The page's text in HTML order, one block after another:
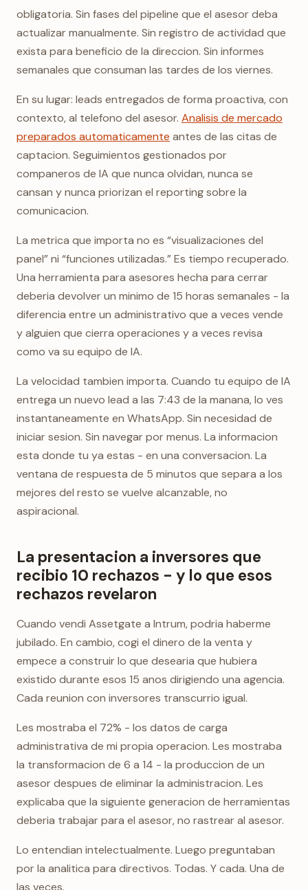
obligatoria. Sin fases del pipeline que el asesor deba
actualizar manualmente. Sin registro de actividad que
exista para beneficio de la direccion. Sin informes
semanales que consuman las tardes de los viernes.
En su lugar: leads entregados de forma proactiva, con
contexto, al telefono del asesor. Analisis de mercado
preparados automaticamente antes de las citas de
captacion. Seguimientos gestionados por
companeros de IA que nunca olvidan, nunca se
cansan y nunca priorizan el reporting sobre la
comunicacion.
La metrica que importa no es “visualizaciones del
panel” ni “funciones utilizadas.” Es tiempo recuperado.
Una herramienta para asesores hecha para cerrar
deberia devolver un minimo de 15 horas semanales - la
diferencia entre un administrativo que a veces vende
y alguien que cierra operaciones y a veces revisa
como va su equipo de IA.
La velocidad tambien importa. Cuando tu equipo de IA
entrega un nuevo lead a las 7:43 de la manana, lo ves
instantaneamente en WhatsApp. Sin necesidad de
iniciar sesion. Sin navegar por menus. La informacion
esta donde tu ya estas - en una conversacion. La
ventana de respuesta de 5 minutos que separa a los
mejores del resto se vuelve alcanzable, no
aspiracional.
La presentacion a inversores que
recibio 10 rechazos - y lo que esos
rechazos revelaron
Cuando vendi Assetgate a Intrum, podria haberme
jubilado. En cambio, cogi el dinero de la venta y
empece a construir lo que desearia que hubiera
existido durante esos 15 anos dirigiendo una agencia.
Cada reunion con inversores transcurrio igual.
Les mostraba el 72% - los datos de carga
administrativa de mi propia operacion. Les mostraba
la transformacion de 6 a 14 - la produccion de un
asesor despues de eliminar la administracion. Les
explicaba que la siguiente generacion de herramientas
deberia trabajar para el asesor, no rastrear al asesor.
Lo entendian intelectualmente. Luego preguntaban
por la analitica para directivos. Todas. Y cada. Una de